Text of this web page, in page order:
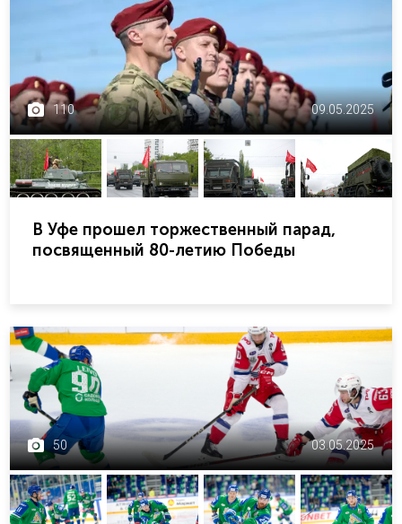
110 09.05.2025
В Уфе прошел торжественный парад,
посвященный 80-летию Победы
50 03.05.2025